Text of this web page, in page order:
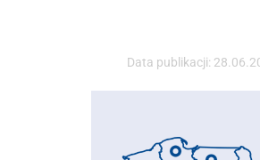
Data publikacji: